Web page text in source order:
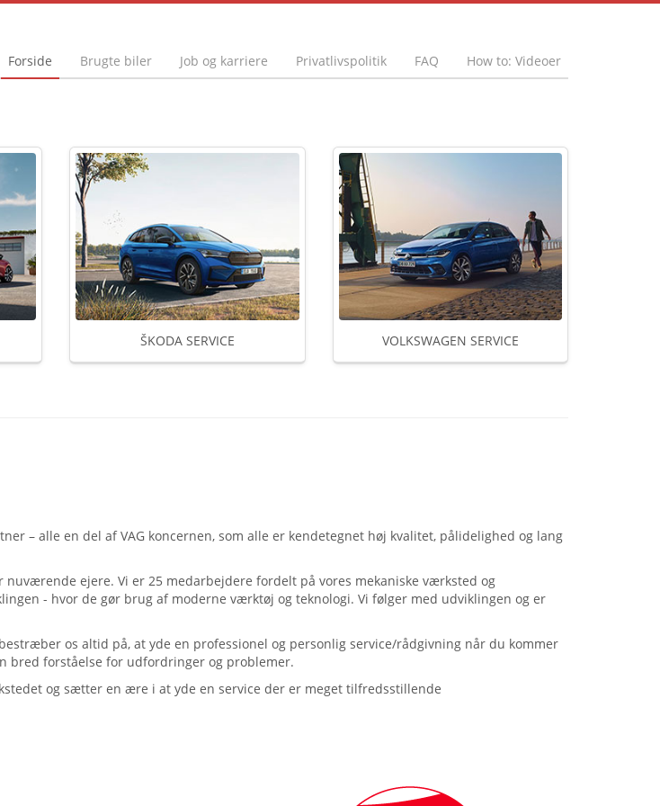
Forside Brugte biler Job og karriere Privatlivspolitik FAQ How to: Videoer
ŠKODA SERVICE VOLKSWAGEN SERVICE
– alle en del af VAG koncernen, som alle er kendetegnet høj kvalitet, pålidelighed og lang
ejere. Vi er 25 medarbejdere fordelt på vores mekaniske værksted og
- hvor de gør brug af moderne værktøj og teknologi. Vi følger med udviklingen og er
os altid på, at yde en professionel og personlig service/rådgivning når du kommer
bred forståelse for udfordringer og problemer.
og sætter en ære i at yde en service der er meget tilfredsstillende